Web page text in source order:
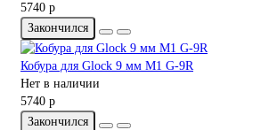
5740 р
Закончился
Кобура для Glock 9 мм M1 G-9R
Нет в наличии
5740 р
Закончился